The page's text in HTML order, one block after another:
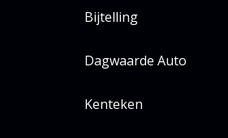
Bijtelling
Dagwaarde Auto
Kenteken